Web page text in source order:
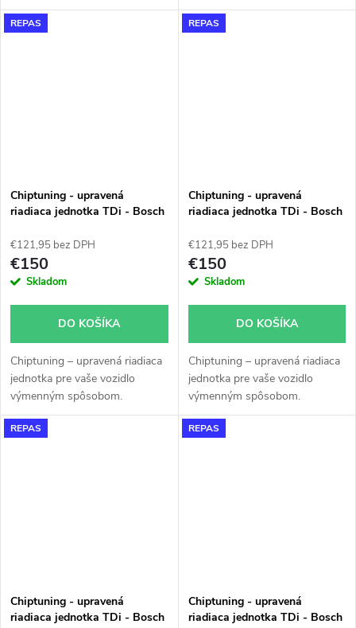
REPAS
Chiptuning - upravená
riadiaca jednotka TDi - Bosch
0281010892
€121,95 bez DPH
€150
Skladom
DO KOŠÍKA
Chiptuning – upravená riadiaca
jednotka pre vaše vozidlo
výmenným spôsobom.
REPAS
Chiptuning - upravená
riadiaca jednotka TDi - Bosch
0281010944
€121,95 bez DPH
€150
Skladom
DO KOŠÍKA
Chiptuning – upravená riadiaca
jednotka pre vaše vozidlo
výmenným spôsobom.
REPAS
Chiptuning - upravená
riadiaca jednotka TDi - Bosch
REPAS
Chiptuning - upravená
riadiaca jednotka TDi - Bosch